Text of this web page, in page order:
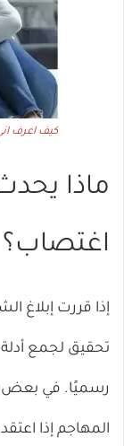
كيف اعرف اني
ماذا
اغتصاب؟
إذا قررت إبلاغ
تحقيق لجمع
رسميًا. في بعض
المهاجم إذا